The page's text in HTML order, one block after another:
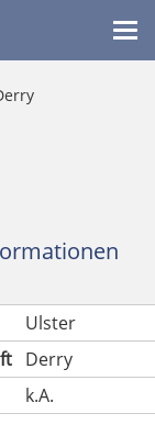
Ulster
Derry
k.A.